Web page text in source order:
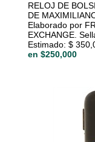
RELOJ DE
DE
Elaborado por
EXCHANGE.
Estimado: $
en $250,000